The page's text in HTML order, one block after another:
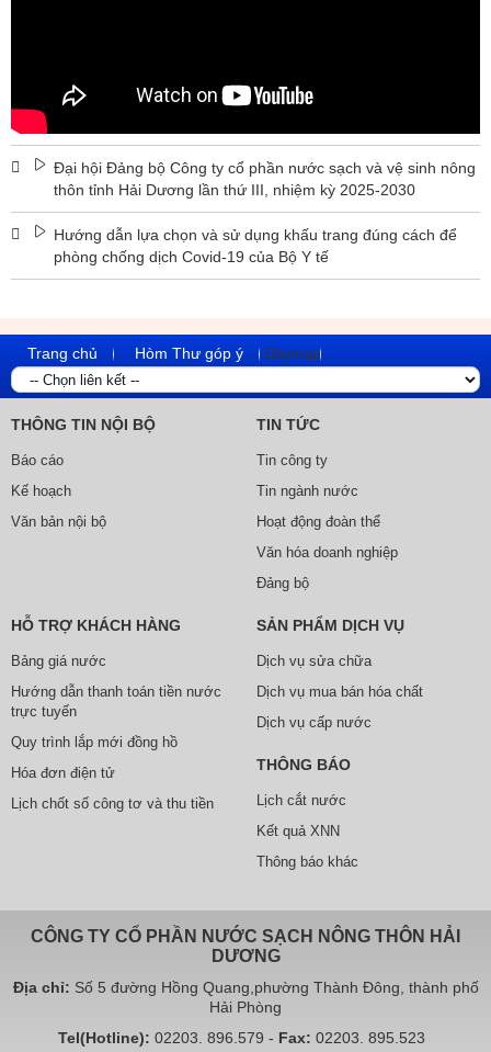
Đại hội Đảng bộ Công ty cổ phần nước sạch và vệ sinh nông
thôn tỉnh Hải Dương lần thứ III, nhiệm kỳ 2025-2030
Hướng dẫn lựa chọn và sử dụng khấu trang đúng cách để
phòng chống dịch Covid-19 của Bộ Y tế
Trang chủ Hòm Thư góp ý Sitemap
THÔNG TIN NỘI BỘ
Báo cáo
Kế hoạch
Văn bản nội bộ
TIN TỨC
Tin công ty
Tin ngành nước
Hoạt động đoàn thể
Văn hóa doanh nghiệp
Đảng bộ
HỖ TRỢ KHÁCH HÀNG
Bảng giá nước
Hướng dẫn thanh toán tiền nước
trực tuyến
Quy trình lắp mới đồng hồ
Hóa đơn điện tử
Lịch chốt số công tơ và thu tiền
SẢN PHẨM DỊCH VỤ
Dịch vụ sửa chữa
Dịch vụ mua bán hóa chất
Dịch vụ cấp nước
THÔNG BÁO
Lịch cắt nước
Kết quả XNN
Thông báo khác
CÔNG TY CỔ PHẦN NƯỚC SẠCH NÔNG THÔN HẢI
DƯƠNG
Địa chỉ: Số 5 đường Hồng Quang,phường Thành Đông, thành phố
Hải Phòng
Tel(Hotline): 02203. 896.579 - Fax: 02203. 895.523